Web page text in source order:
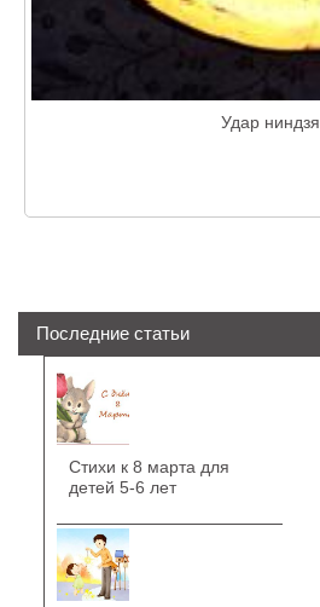
Удар ниндзя
Последние статьи
Стихи к 8 марта для
детей 5-6 лет